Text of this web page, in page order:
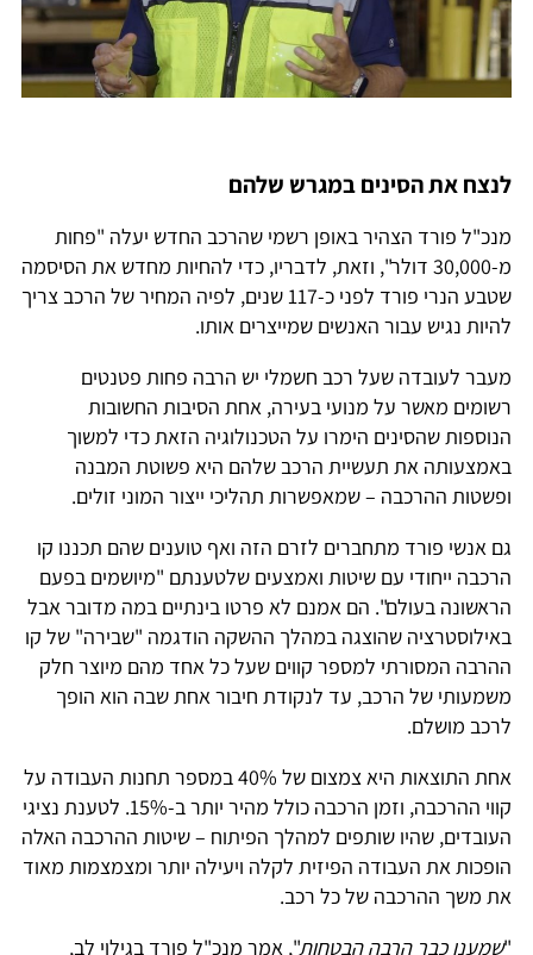
לנצח את הסינים במגרש שלהם
מנכ"ל פורד הצהיר באופן רשמי שהרכב החדש יעלה "פחות
מ-30,000 דולר", וזאת, לדבריו, כדי להחיות מחדש את הסיסמה
שטבע הנרי פורד לפני כ-117 שנים, לפיה המחיר של הרכב צריך
להיות נגיש עבור האנשים שמייצרים אותו.
מעבר לעובדה שעל רכב חשמלי יש הרבה פחות פטנטים
רשומים מאשר על מנועי בעירה, אחת הסיבות החשובות
הנוספות שהסינים הימרו על הטכנולוגיה הזאת כדי למשוך
באמצעותה את תעשיית הרכב שלהם היא פשוטת המבנה
ופשטות ההרכבה – שמאפשרות תהליכי ייצור המוני זולים.
גם אנשי פורד מתחברים לזרם הזה ואף טוענים שהם תכננו קו
הרכבה ייחודי עם שיטות ואמצעים שלטענתם "מיושמים בפעם
הראשונה בעולם". הם אמנם לא פרטו בינתיים במה מדובר אבל
באילוסטרציה שהוצגה במהלך ההשקה הודגמה "שבירה" של קו
ההרבה המסורתי למספר קווים שעל כל אחד מהם מיוצר חלק
משמעותי של הרכב, עד לנקודת חיבור אחת שבה הוא הופך
לרכב מושלם.
אחת התוצאות היא צמצום של 40% במספר תחנות העבודה על
קווי ההרכבה, וזמן הרכבה כולל מהיר יותר ב-15%. לטענת נציגי
העובדים, שהיו שותפים למהלך הפיתוח – שיטות ההרכבה האלה
הופכות את העבודה הפיזית לקלה ויעילה יותר ומצמצמות מאוד
את משך ההרכבה של כל רכב.
"שמענו כבר הרבה הבטחות", אמר מנכ"ל פורד בגילוי לב,